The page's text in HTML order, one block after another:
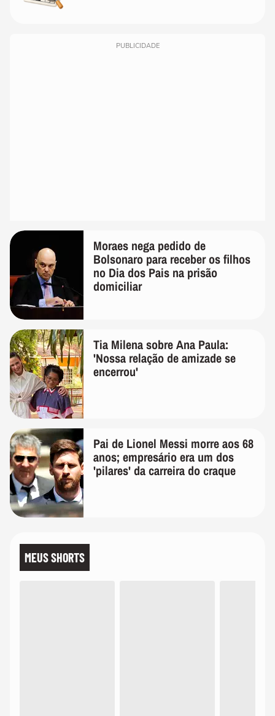
PUBLICIDADE
Moraes nega pedido de
Bolsonaro para receber os filhos
no Dia dos Pais na prisão
domiciliar
Tia Milena sobre Ana Paula:
'Nossa relação de amizade se
encerrou'
Pai de Lionel Messi morre aos 68
anos; empresário era um dos
'pilares' da carreira do craque
MEUS SHORTS